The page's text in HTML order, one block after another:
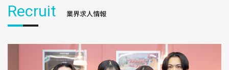
Recruit 業界求人情報